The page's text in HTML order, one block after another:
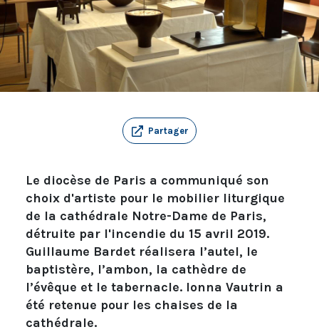
Partager
Le diocèse de Paris a communiqué son
choix d'artiste pour le mobilier liturgique
de la cathédrale Notre-Dame de Paris,
détruite par l'incendie du 15 avril 2019.
Guillaume Bardet réalisera l’autel, le
baptistère, l’ambon, la cathèdre de
l’évêque et le tabernacle. Ionna Vautrin a
été retenue pour les chaises de la
cathédrale.